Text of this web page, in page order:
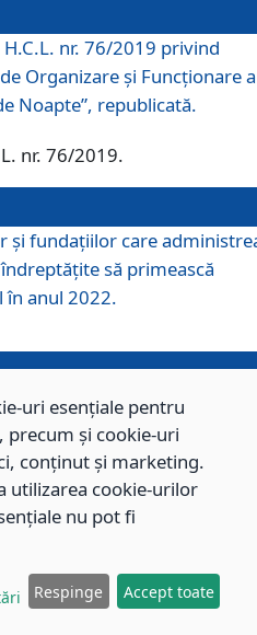
nr. 76/2019 privind
Organizare şi Funcționare
Noapte”, republicată.
nr. 76/2019.
şi fundaţiilor care
să primească
în anul 2022.
sau lucrări de interes
nr. 709/2020 privind
Organizare şi Funcţionare
Braşov.
uri esențiale pentru
și cookie-uri
conținut și marketing.
utilizarea cookie-urilor
nu pot fi
Respinge Accept toate